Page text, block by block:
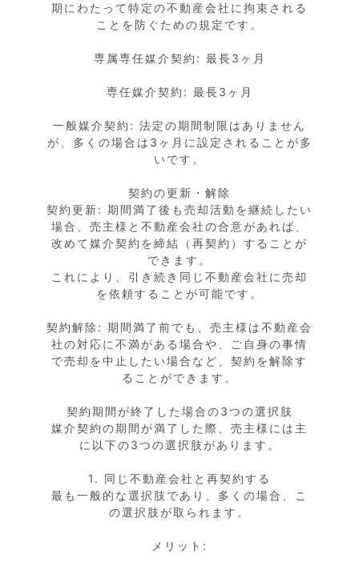
期にわたって特定の不動産会社に拘束される
ことを防ぐための規定です。
専属専任媒介契約: 最長3ヶ月
専任媒介契約: 最長3ヶ月
一般媒介契約: 法定の期間制限はありません
が、多くの場合は3ヶ月に設定されることが多
いです。
契約の更新・解除
契約更新: 期間満了後も売却活動を継続したい
場合、売主様と不動産会社の合意があれば、
改めて媒介契約を締結（再契約）することが
できます。
これにより、引き続き同じ不動産会社に売却
を依頼することが可能です。
契約解除: 期間満了前でも、売主様は不動産会
社の対応に不満がある場合や、ご自身の事情
で売却を中止したい場合など、契約を解除す
ることができます。
契約期間が終了した場合の3つの選択肢
媒介契約の期間が満了した際、売主様には主
に以下の3つの選択肢があります。
1. 同じ不動産会社と再契約する
最も一般的な選択肢であり、多くの場合、こ
の選択肢が取られます。
メリット: